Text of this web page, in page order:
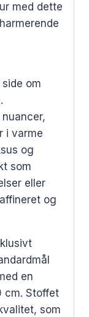
med dette
om
i varme
og
som
eller
og
en
cm. Stoffet
som